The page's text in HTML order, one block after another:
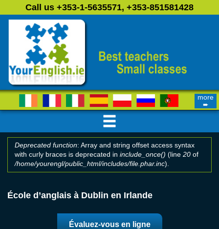
Skip to main content
Call us +353-1-5635571, +353-851581428
more
➨
Error message
Deprecated function: Array and string offset access syntax
with curly braces is deprecated in include_once() (line 20of
/home/yourengl/public_html/includes/file.phar.inc).
École d’anglais à Dublin en Irlande
Évaluez-vous en ligne